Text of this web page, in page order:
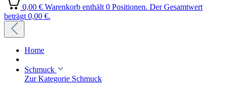
0,00 € Warenkorb enthält 0 Positionen. Der Gesamtwert
beträgt 0,00 €.
Home
Schmuck
Zur Kategorie Schmuck